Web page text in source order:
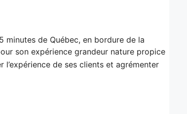
minutes de Québec, en bordure de la
son expérience grandeur nature propice
de ses clients et agrémenter